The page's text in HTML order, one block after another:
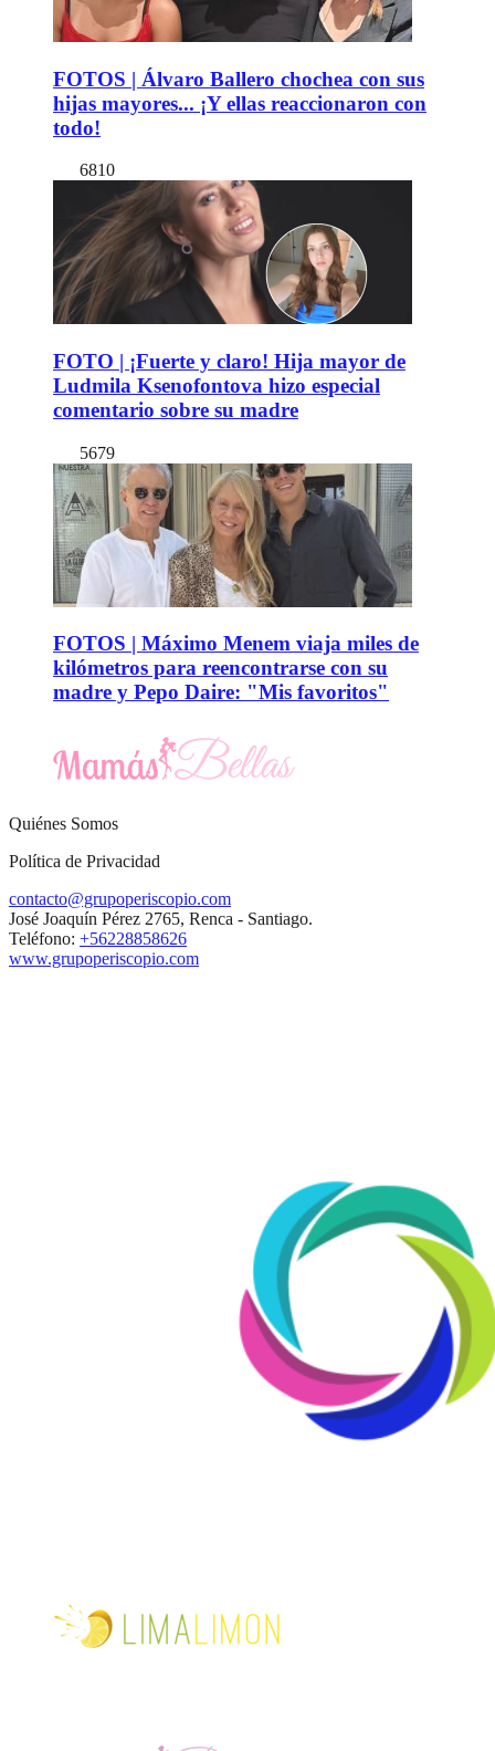
FOTOS | Álvaro Ballero chochea con sus
hijas mayores... ¡Y ellas reaccionaron con
todo!
6810
FOTO | ¡Fuerte y claro! Hija mayor de
Ludmila Ksenofontova hizo especial
comentario sobre su madre
5679
FOTOS | Máximo Menem viaja miles de
kilómetros para reencontrarse con su
madre y Pepo Daire: "Mis favoritos"
Quiénes Somos
Política de Privacidad
contacto@grupoperiscopio.com
José Joaquín Pérez 2765, Renca - Santiago.
Teléfono: +56228858626
www.grupoperiscopio.com